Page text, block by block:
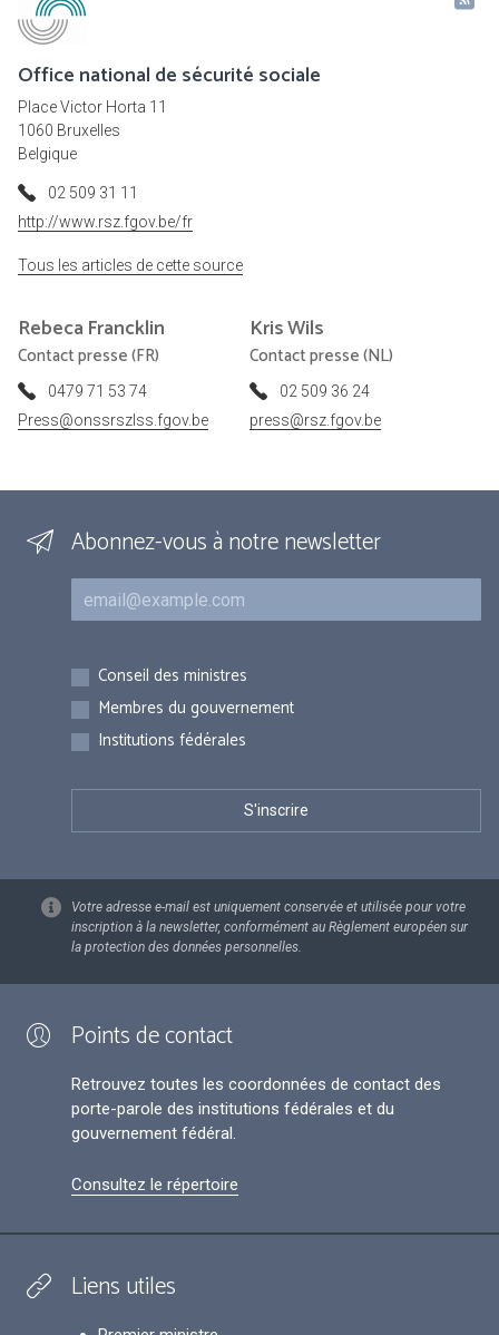
Office national de sécurité sociale
Place Victor Horta 11
1060 Bruxelles
Belgique
02 509 31 11
http://www.rsz.fgov.be/fr
Tous les articles de cette source
Rebeca Francklin
Contact presse (FR)
0479 71 53 74
Press@onssrszlss.fgov.be
KrisWils
Contact presse (NL)
02 509 36 24
press@rsz.fgov.be
Abonnez-vous à notre newsletter
Courriel
Inscriptions
Conseil des ministres
Membres du gouvernement
Institutions fédérales
Votre adresse e-mail est uniquement conservée et utilisée pour votre
inscription à la newsletter, conformément au Règlement européen sur
la protection des données personnelles.
Points de contact
Retrouvez toutes les coordonnées de contact des
porte-parole des institutions fédérales et du
gouvernement fédéral.
Consultez le répertoire
Liens utiles